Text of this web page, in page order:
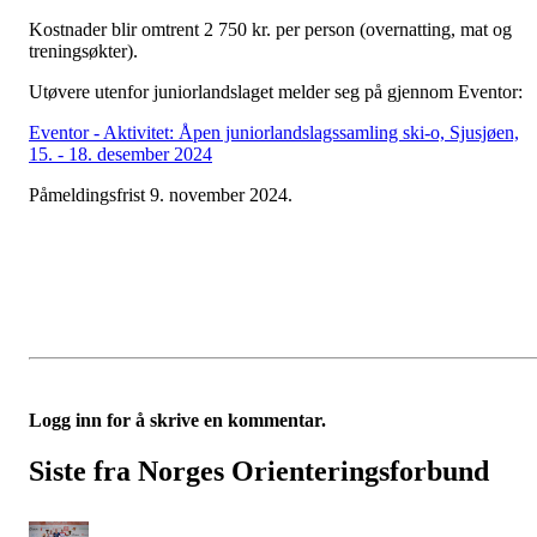
Kostnader blir omtrent 2 750 kr. per person (overnatting, mat og
treningsøkter).
Utøvere utenfor juniorlandslaget melder seg på gjennom Eventor:
Eventor - Aktivitet: Åpen juniorlandslagssamling ski-o, Sjusjøen,
15. - 18. desember 2024
Påmeldingsfrist 9. november 2024.
Logg inn for å skrive en kommentar.
Siste fra Norges Orienteringsforbund